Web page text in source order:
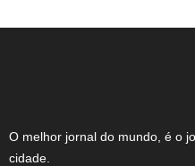
O melhor jornal do mundo, é o
cidade.